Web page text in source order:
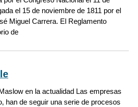
el 15 de noviembre de 1811 por el
Miguel Carrera. El Reglamento
de
en la actualidad Las empresas
han de seguir una serie de procesos